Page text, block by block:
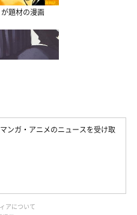
題材の漫画
ンガ・アニメのニュースを受け取
アについて